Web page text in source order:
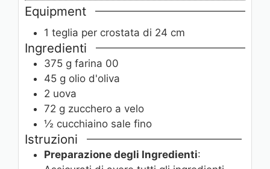
Equipment
1 teglia per crostata di 24 cm
Ingredienti
375 g farina 00
45 g olio d'oliva
2 uova
72 g zucchero a velo
½ cucchiaino sale fino
Istruzioni
Preparazione degli Ingredienti: